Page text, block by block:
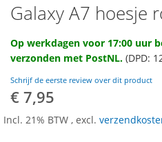
Ga
naar
het
begin
van
de
afbeeldingen-
gallerij
Galaxy A7 hoesje
Op werkdagen voor 17:00 uur
verzonden met PostNL. (DPD:
Schrijf de eerste review over dit product
€ 7,95
Incl. 21% BTW , excl.